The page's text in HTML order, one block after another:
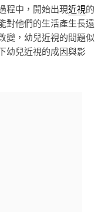
程中，開始出現近視的
對他們的生活產生長遠
變，幼兒近視的問題似
幼兒近視的成因與影